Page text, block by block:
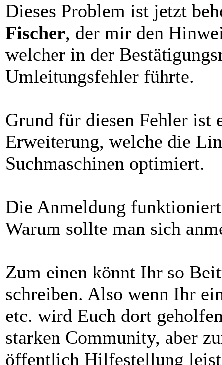
Dieses Problem ist jetzt
Fischer, der mir den
welcher in der
Umleitungsfehler führte.
Grund für diesen Fehler
Erweiterung, welche die
Suchmaschinen optimiert.
Die Anmeldung
Warum sollte man sich
Zum einen könnt Ihr so
schreiben. Also wenn Ihr
etc. wird Euch dort
starken Community, aber
öffentlich Hilfestellung